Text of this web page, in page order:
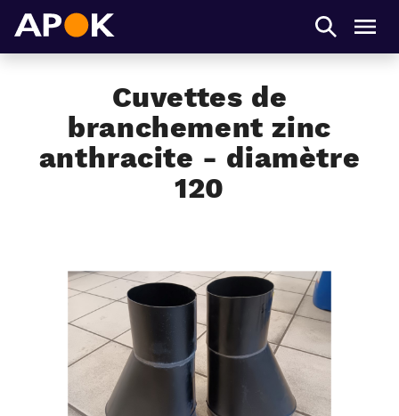
Cuvettes de
branchement zinc
anthracite - diamètre
120